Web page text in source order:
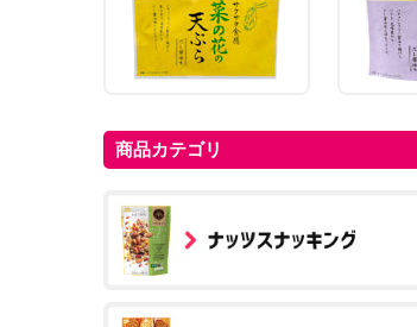
商品カテゴリ